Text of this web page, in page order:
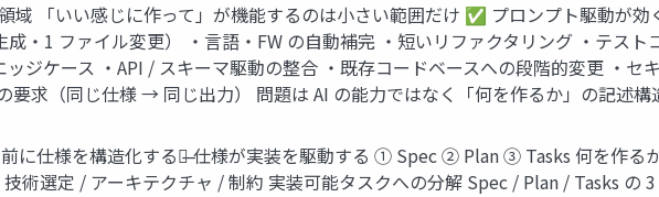
域 「いい感じに作って」が機能するのは⼩さい範囲だけ ✅ プロンプト駆動が
・1 ファイル変更） ・⾔語・FW の⾃動補完 ・短いリファクタリング ・テスト
ジケース ・API / スキーマ駆動の整合 ・既存コードベースへの段階的変更 ・セ
要求（同じ仕様 → 同じ出⼒） 問題は AI の能⼒ではなく「何を作るか」の記述構
に仕様を構造化する」̶ 仕様が実装を駆動する ① Spec ② Plan ③ Tasks 何を作る
術選定 / アーキテクチャ / 制約 実装可能タスクへの分解 Spec / Plan / Tasks の